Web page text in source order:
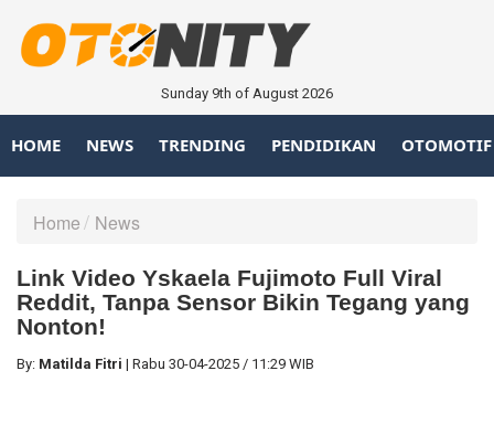
Sunday 9th of August 2026
HOME NEWS TRENDING PENDIDIKAN OTOMOTIF
Home News
Link Video Yskaela Fujimoto Full Viral
Reddit, Tanpa Sensor Bikin Tegang yang
Nonton!
By: Matilda Fitri | Rabu 30-04-2025 / 11:29 WIB